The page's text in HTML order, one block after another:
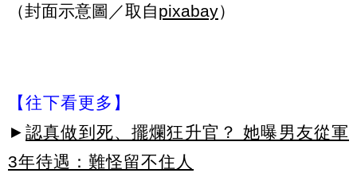
（封面示意圖／取自pixabay）
【往下看更多】
► 認真做到死、擺爛狂升官？ 她曝男友從軍
3年待遇：難怪留不住人